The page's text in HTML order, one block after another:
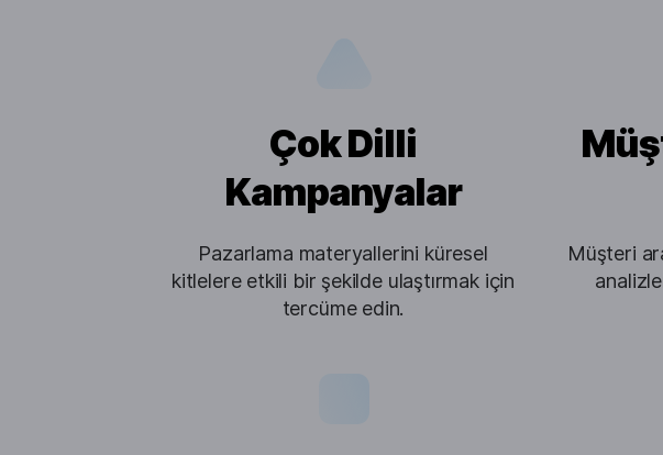
Çok Dilli
Kampanyalar
Pazarlama materyallerini küresel
kitlelere etkili bir şekilde ulaştırmak için
tercüme edin.
Müşteri